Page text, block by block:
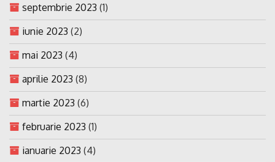
septembrie 2023 (1)
iunie 2023 (2)
mai 2023 (4)
aprilie 2023 (8)
martie 2023 (6)
februarie 2023 (1)
ianuarie 2023 (4)